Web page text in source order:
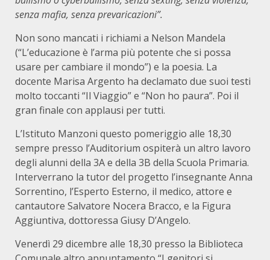
senza mafia, senza prevaricazioni”.
Non sono mancati i richiami a Nelson Mandela
(“L’educazione è l’arma più potente che si possa
usare per cambiare il mondo”) e la poesia. La
docente Marisa Argento ha declamato due suoi testi
molto toccanti “Il Viaggio” e “Non ho paura”. Poi il
gran finale con applausi per tutti.
L’Istituto Manzoni questo pomeriggio alle 18,30
sempre presso l’Auditorium ospiterà un altro lavoro
degli alunni della 3A e della 3B della Scuola Primaria.
Interverrano la tutor del progetto l’insegnante Anna
Sorrentino, l’Esperto Esterno, il medico, attore e
cantautore Salvatore Nocera Bracco, e la Figura
Aggiuntiva, dottoressa Giusy D’Angelo.
Venerdì 29 dicembre alle 18,30 presso la Biblioteca